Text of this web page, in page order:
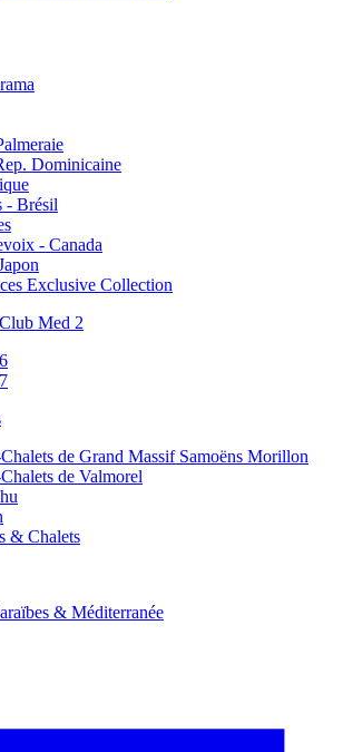
Dominicaine
- Brésil
- Canada
Exclusive Collection
Med 2
de Grand Massif Samoëns Morillon
de Valmorel
& Chalets
& Méditerranée